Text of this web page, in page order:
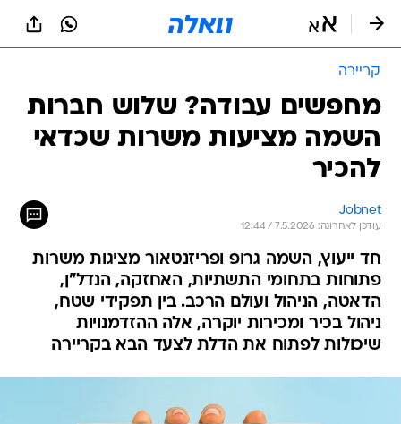
קריירה
מחפשים עבודה? שלוש חברות
השמה מציעות משרות שכדאי
להכיר
Jobnet
עודכן לאחרונה: 7.5.2026 / 12:44
חד ייעוץ, השמה גרופ ופריזנטאור מציגות משרות
פתוחות בתחומי התשתיות, האחזקה, הנדל"ן,
הדאטה, הניהול ועולם הרכב. בין תפקידי שטח,
ניהול בכיר ומכירות יוקרה, אלה ההזדמנויות
שיכולות לפתוח את הדלת לצעד הבא בקריירה